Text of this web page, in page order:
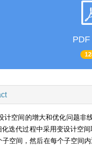
PDF
计空间的增大和优化问题非
迭代过程中采用变设计空
子空间，然后在每个子空间